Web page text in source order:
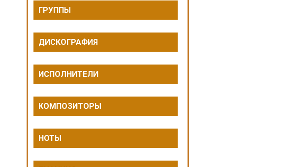
ГРУППЫ
ДИСКОГРАФИЯ
ИСПОЛНИТЕЛИ
КОМПОЗИТОРЫ
НОТЫ